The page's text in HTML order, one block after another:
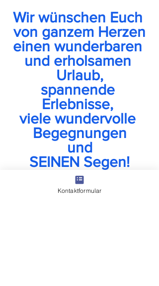
Wir wünschen Euch
von ganzem Herzen
einen wunderbaren
und erholsamen
Urlaub,
spannende
Erlebnisse,
viele wundervolle
Begegnungen
und
SEINEN Segen!
Kontaktformular